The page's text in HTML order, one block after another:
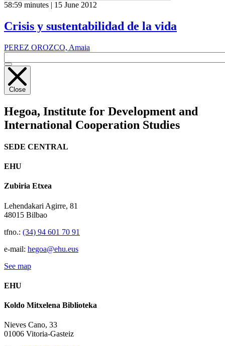
58:59 minutes | 15 June 2012
Crisis y sustentabilidad de la vida
PEREZ OROZCO, Amaia
Close
Hegoa, Institute for Development and
International Cooperation Studies
SEDE CENTRAL
EHU
Zubiria Etxea
Lehendakari Agirre, 81
48015 Bilbao
tfno.: (34) 94 601 70 91
e-mail: hegoa@ehu.eus
See map
EHU
Koldo Mitxelena Biblioteka
Nieves Cano, 33
01006 Vitoria-Gasteiz